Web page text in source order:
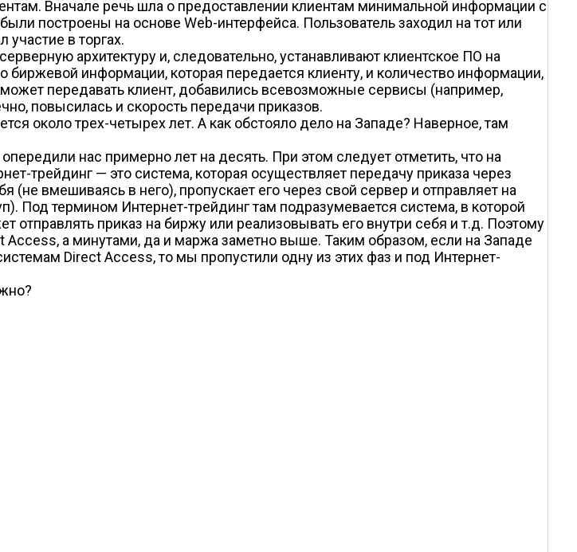
Вначале речь шла о предоставлении клиентам минимальной информации с
построены на основе Web-интерфейса. Пользователь заходил на тот или
в торгах.
архитектуру и, следовательно, устанавливают клиентское ПО на
биржевой информации, которая передается клиенту, и количество информации,
передавать клиент, добавились всевозможные сервисы (например,
повысилась и скорость передачи приказов.
около трех-четырех лет. А как обстояло дело на Западе? Наверное, там
нас примерно лет на десять. При этом следует отметить, что на
трейдинг — это система, которая осуществляет передачу приказа через
(не вмешиваясь в него), пропускает его через свой сервер и отправляет на
Под термином Интернет-трейдинг там подразумевается система, в которой
отправлять приказ на биржу или реализовывать его внутри себя и т.д. Поэтому
Access, а минутами, да и маржа заметно выше. Таким образом, если на Западе
Direct Access, то мы пропустили одну из этих фаз и под Интернет-